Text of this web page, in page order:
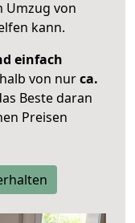
Umzug von
kann.
einfach
von nurca.
Beste daran
Preisen